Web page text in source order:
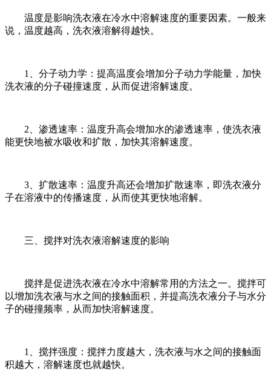
温度是影响洗衣液在冷水中溶解速度的重要因素。一般来
说，温度越高，洗衣液溶解得越快。
1、分子动力学：提高温度会增加分子动力学能量，加快
洗衣液的分子碰撞速度，从而促进溶解速度。
2、渗透速率：温度升高会增加水的渗透速率，使洗衣液
能更快地被水吸收和扩散，加快其溶解速度。
3、扩散速率：温度升高还会增加扩散速率，即洗衣液分
子在溶液中的传播速度，从而使其更快地溶解。
三、搅拌对洗衣液溶解速度的影响
搅拌是促进洗衣液在冷水中溶解常用的方法之一。搅拌可
以增加洗衣液与水之间的接触面积，并提高洗衣液分子与水分
子的碰撞频率，从而加快溶解速度。
1、搅拌强度：搅拌力度越大，洗衣液与水之间的接触面
积越大，溶解速度也就越快。